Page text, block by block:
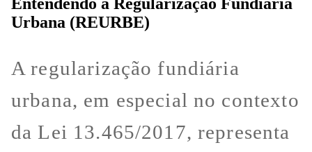
Entendendo a Regularização Fundiária
Urbana (REURBE)
A regularização fundiária
urbana, em especial no contexto
da Lei 13.465/2017, representa